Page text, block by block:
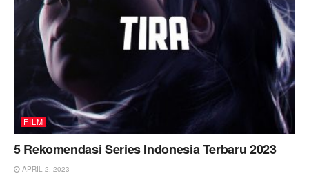
FILM
5 Rekomendasi Series Indonesia Terbaru 2023
APRIL 2, 2023